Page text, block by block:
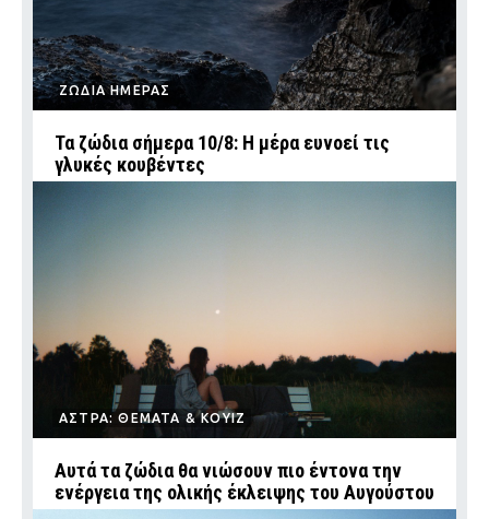
ΖΩΔΙΑ ΗΜΕΡΑΣ
Τα ζώδια σήμερα 10/8: Η μέρα ευνοεί τις
γλυκές κουβέντες
ΑΣΤΡΑ: ΘΕΜΑΤΑ & ΚΟΥΙΖ
Αυτά τα ζώδια θα νιώσουν πιο έντονα την
ενέργεια της ολικής έκλειψης του Αυγούστου